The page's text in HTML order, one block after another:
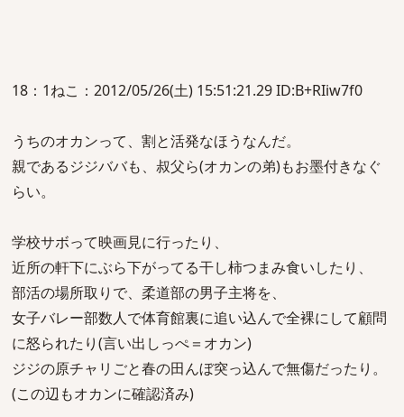
18：1ねこ：2012/05/26(土) 15:51:21.29 ID:B+RIiw7f0
うちのオカンって、割と活発なほうなんだ。
親であるジジババも、叔父ら(オカンの弟)もお墨付きなぐ
らい。
学校サボって映画見に行ったり、
近所の軒下にぶら下がってる干し柿つまみ食いしたり、
部活の場所取りで、柔道部の男子主将を、
女子バレー部数人で体育館裏に追い込んで全裸にして顧問
に怒られたり(言い出しっぺ＝オカン)
ジジの原チャリごと春の田んぼ突っ込んで無傷だったり。
(この辺もオカンに確認済み)